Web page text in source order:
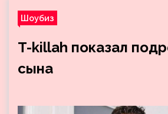
Шоубиз
T-killah показал
сына